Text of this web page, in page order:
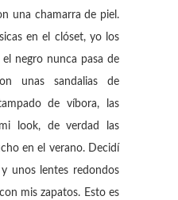
una chamarra de piel.
en el clóset, yo los
negro nunca pasa de
unas sandalias de
de víbora, las
look, de verdad las
en el verano. Decidí
unos lentes redondos
mis zapatos. Esto es